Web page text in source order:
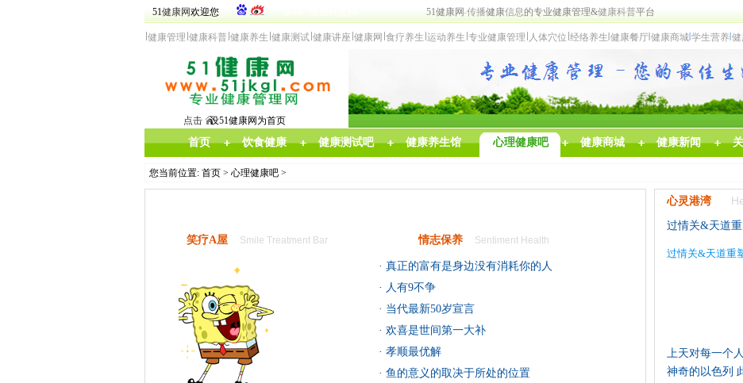
51健康网欢迎您 51健康网 传播健康信息的专业健康管理&健康科普平台
健康管理 健康科普 健康养生 健康测试 健康讲座 健康网 食疗养生 运动养生 专业健康管理 人体穴位 经络养生 健康餐厅 健康商城 学生营养
点击设51健康网为首页
首页 饮食健康 健康测试吧 健康养生馆 心理健康吧 健康商城 健康新闻
您当前位置: 首页 > 心理健康吧 >
笑疗A屋 Smile Treatment Bar 情志保养 Sentiment Health
· 真正的富有是身边没有消耗你的人
· 人有9不争
· 当代最新50岁宣言
· 欢喜是世间第一大补
· 孝顺最优解
· 鱼的意义的取决于所处的位置
心灵港湾
过情关&天道
过情关&天道重
上天对每一个
神奇的以色列